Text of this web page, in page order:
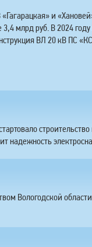
и
млрд руб. В 2024
ВЛ 20 кВ ПС
надежность
Вологодской